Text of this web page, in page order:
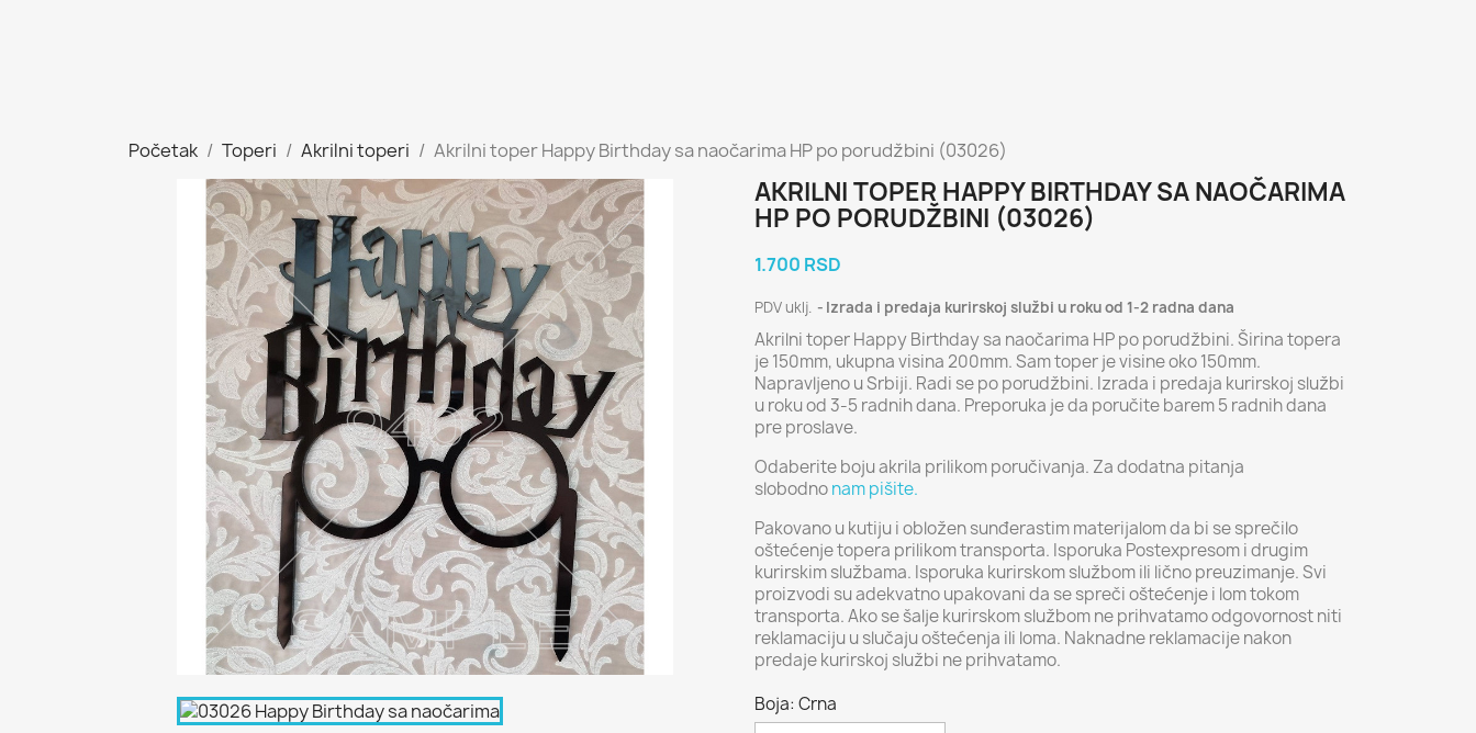
Početak Toperi Akrilni toperi Akrilni toper Happy Birthday sa naočarima HP po porudžbini (03026)
AKRILNI TOPER HAPPY BIRTHDAY SA NAOČARIMA
HP PO PORUDŽBINI (03026)
1.700 RSD
PDV uklj. Izrada i predaja kurirskoj službi u roku od 1-2 radna dana
Akrilni toper Happy Birthday sa naočarima HP po porudžbini. Širina topera
je 150mm, ukupna visina 200mm. Sam toper je visine oko 150mm.
Napravljeno u Srbiji. Radi se po porudžbini. Izrada i predaja kurirskoj službi
u roku od 3-5 radnih dana. Preporuka je da poručite barem 5 radnih dana
pre proslave.
Odaberite boju akrila prilikom poručivanja. Za dodatna pitanja
slobodnonam pišite.
Pakovano u kutiju i obložen sunđerastim materijalom da bi se sprečilo
oštećenje topera prilikom transporta. Isporuka Postexpresom i drugim
kurirskim službama. Isporuka kurirskom službom ili lično preuzimanje. Svi
proizvodi su adekvatno upakovani da se spreči oštećenje i lom tokom
transporta. Ako se šalje kurirskom službom ne prihvatamo odgovornost niti
reklamaciju u slučaju oštećenja ili loma. Naknadne reklamacije nakon
predaje kurirskoj službi ne prihvatamo.
Boja: Crna